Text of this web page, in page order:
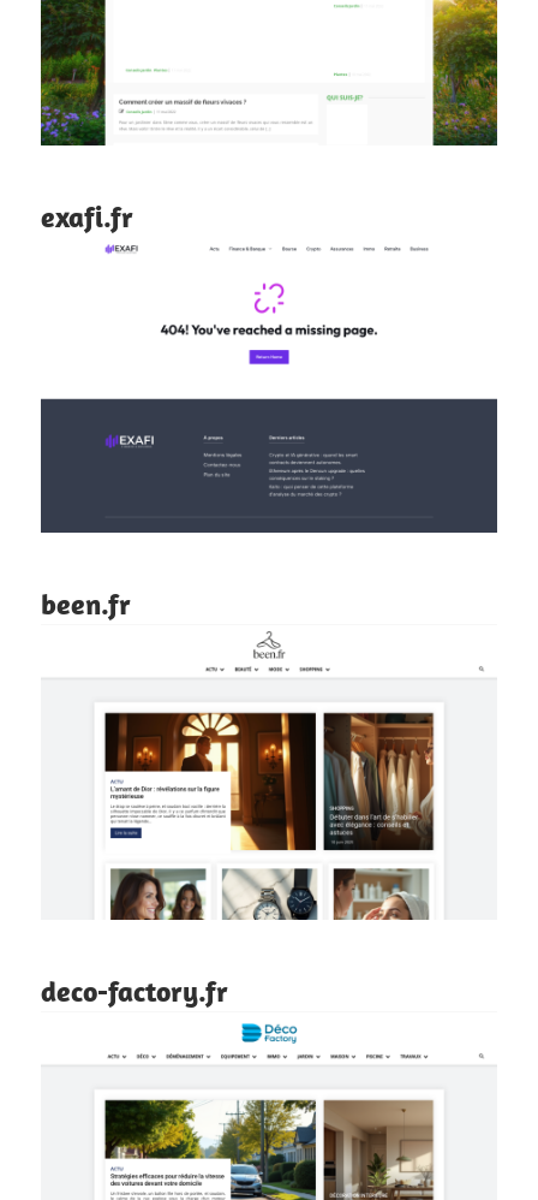
exafi.fr
been.fr
deco-factory.fr